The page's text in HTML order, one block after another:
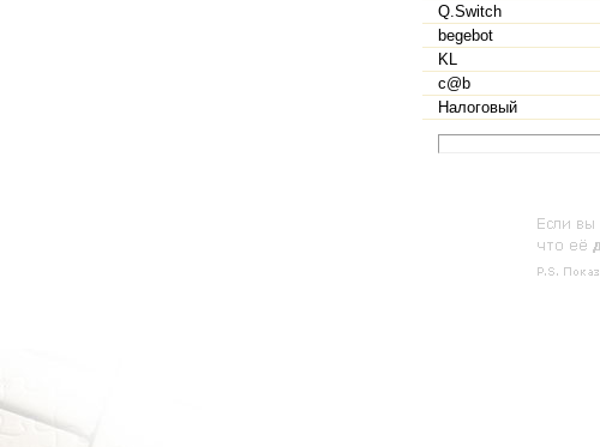
Q.Switch
begebot
KL
c@b
Налоговый